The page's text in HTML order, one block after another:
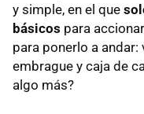
y simple, en el que
básicos para
para ponerlo a andar:
embrague y caja de
algo más?